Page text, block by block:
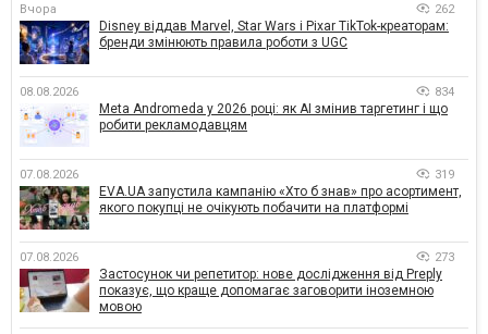
Вчора 262
Disney віддав Marvel, Star Wars і Pixar TikTok-креаторам:
бренди змінюють правила роботи з UGC
08.08.2026 834
Meta Andromeda у 2026 році: як AI змінив таргетинг і що
робити рекламодавцям
07.08.2026 319
EVA.UA запустила кампанію «Хто б знав» про асортимент,
якого покупці не очікують побачити на платформі
07.08.2026 273
Застосунок чи репетитор: нове дослідження від Preply
показує, що краще допомагає заговорити іноземною
мовою